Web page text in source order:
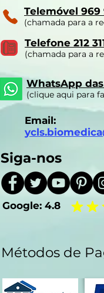
Telemóvel 969
(chamada para a
Telefone 212
(chamada para a
WhatsApp
(clique aqui para
Email:
Siga-nos
Google: 4.8
Métodos de